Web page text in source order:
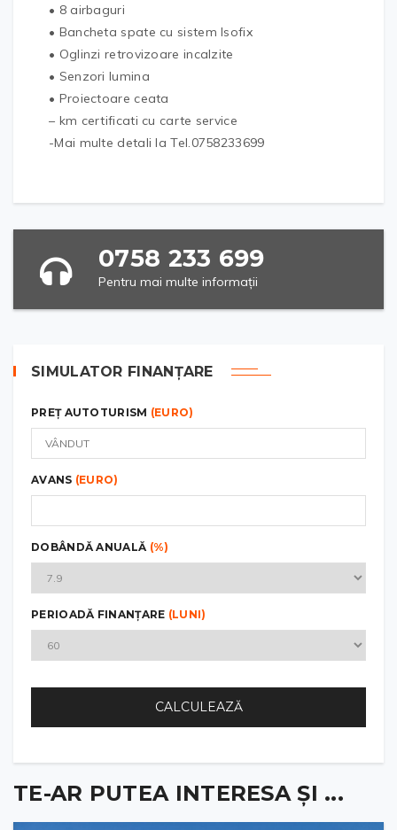
• 8 airbaguri
• Bancheta spate cu sistem Isofix
• Oglinzi retrovizoare incalzite
• Senzori lumina
• Proiectoare ceata
– km certificati cu carte service
-Mai multe detali la Tel.0758233699
0758 233 699
Pentru mai multe informații
SIMULATOR FINANȚARE
PREȚ AUTOTURISM (EURO)
AVANS (EURO)
DOBÂNDĂ ANUALĂ (%)
PERIOADĂ FINANȚARE (LUNI)
CALCULEAZĂ
TE-AR PUTEA INTERESA ȘI ...